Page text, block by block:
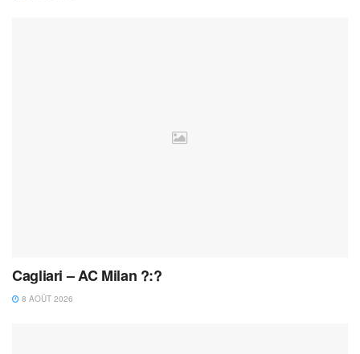
Cagliari – AC Milan ?:?
8 AOÛT 2026